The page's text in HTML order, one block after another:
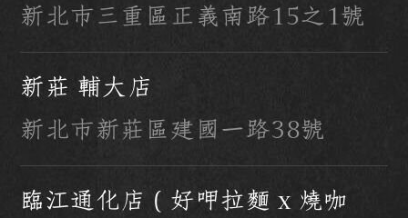
新北市三重區正義南路15之1號
新莊 輔大店
新北市新莊區建國一路38號
臨江通化店（好呷拉麵 x 燒咖